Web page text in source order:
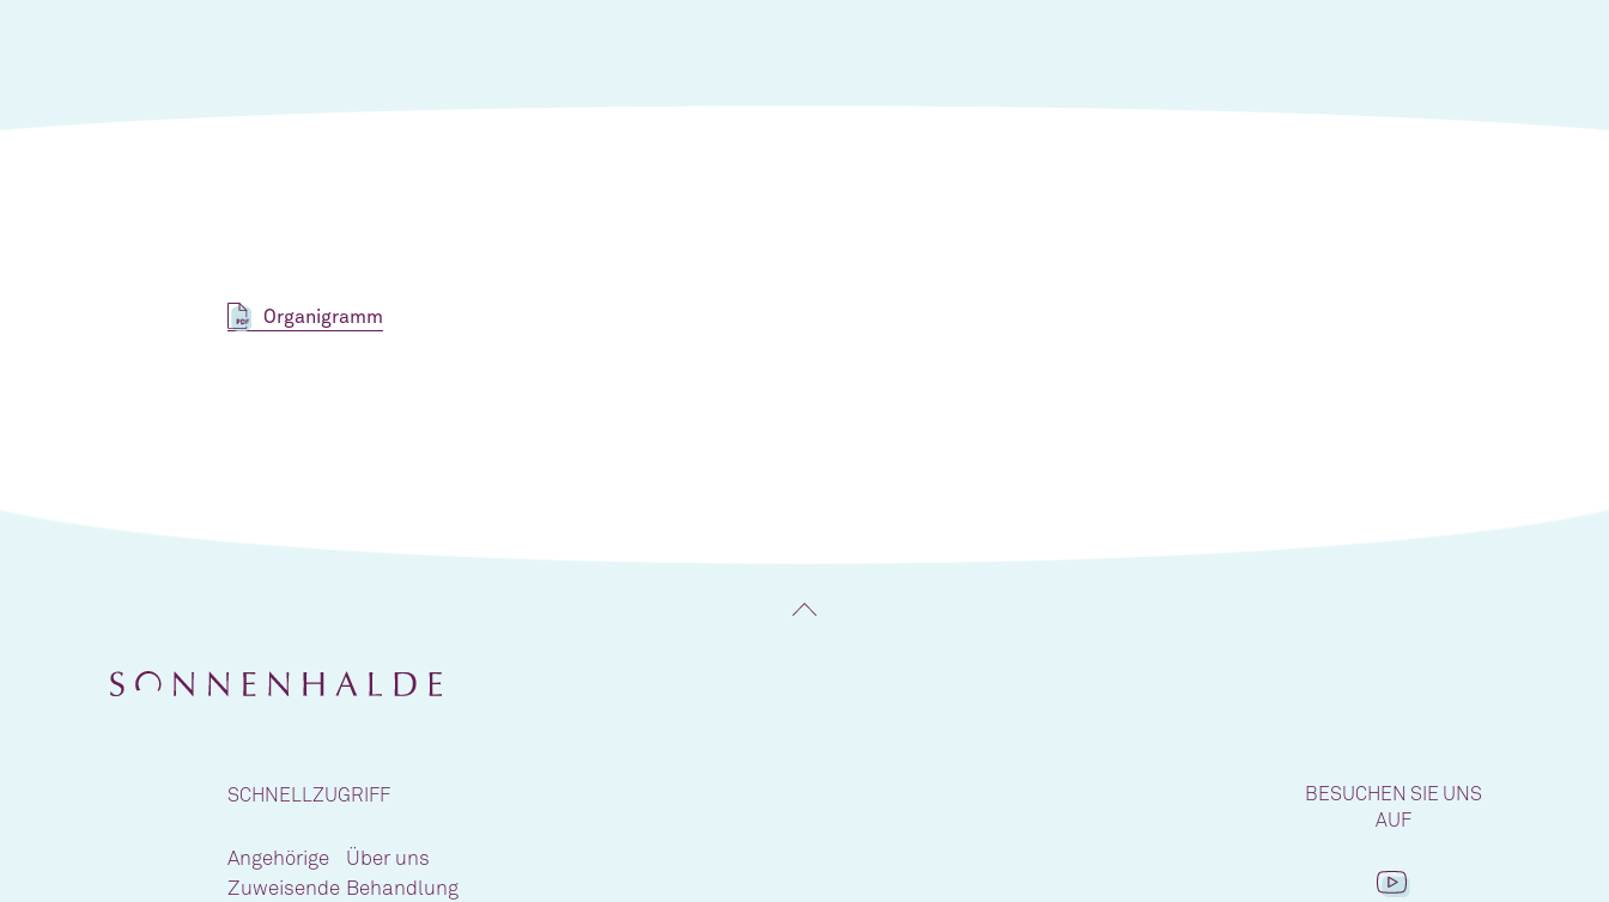
Organigramm
SCHNELLZUGRIFF
Angehörige
Zuweisende
Über uns
Behandlung
BESUCHEN SIE UNS
AUF